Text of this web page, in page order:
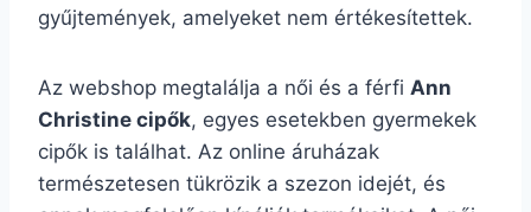
gyűjtemények, amelyeket nem értékesítettek.
Az webshop megtalálja a női és a férfi Ann
Christine cipők, egyes esetekben gyermekek
cipők is találhat. Az online áruházak
természetesen tükrözik a szezon idejét, és